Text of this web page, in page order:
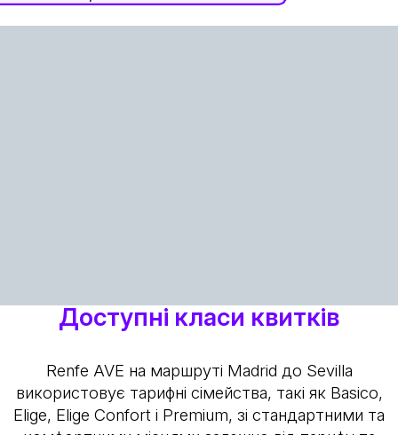
Доступні класи квитків
Renfe AVE на маршруті Madrid до Sevilla
використовує тарифні сімейства, такі як Basico,
Elige, Elige Confort і Premium, зі стандартними та